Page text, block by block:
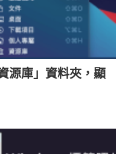
源庫」資料夾，顯